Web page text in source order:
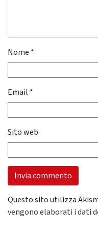
Nome *
Email *
Sito web
Questo sito utilizza
vengono elaborati i dati